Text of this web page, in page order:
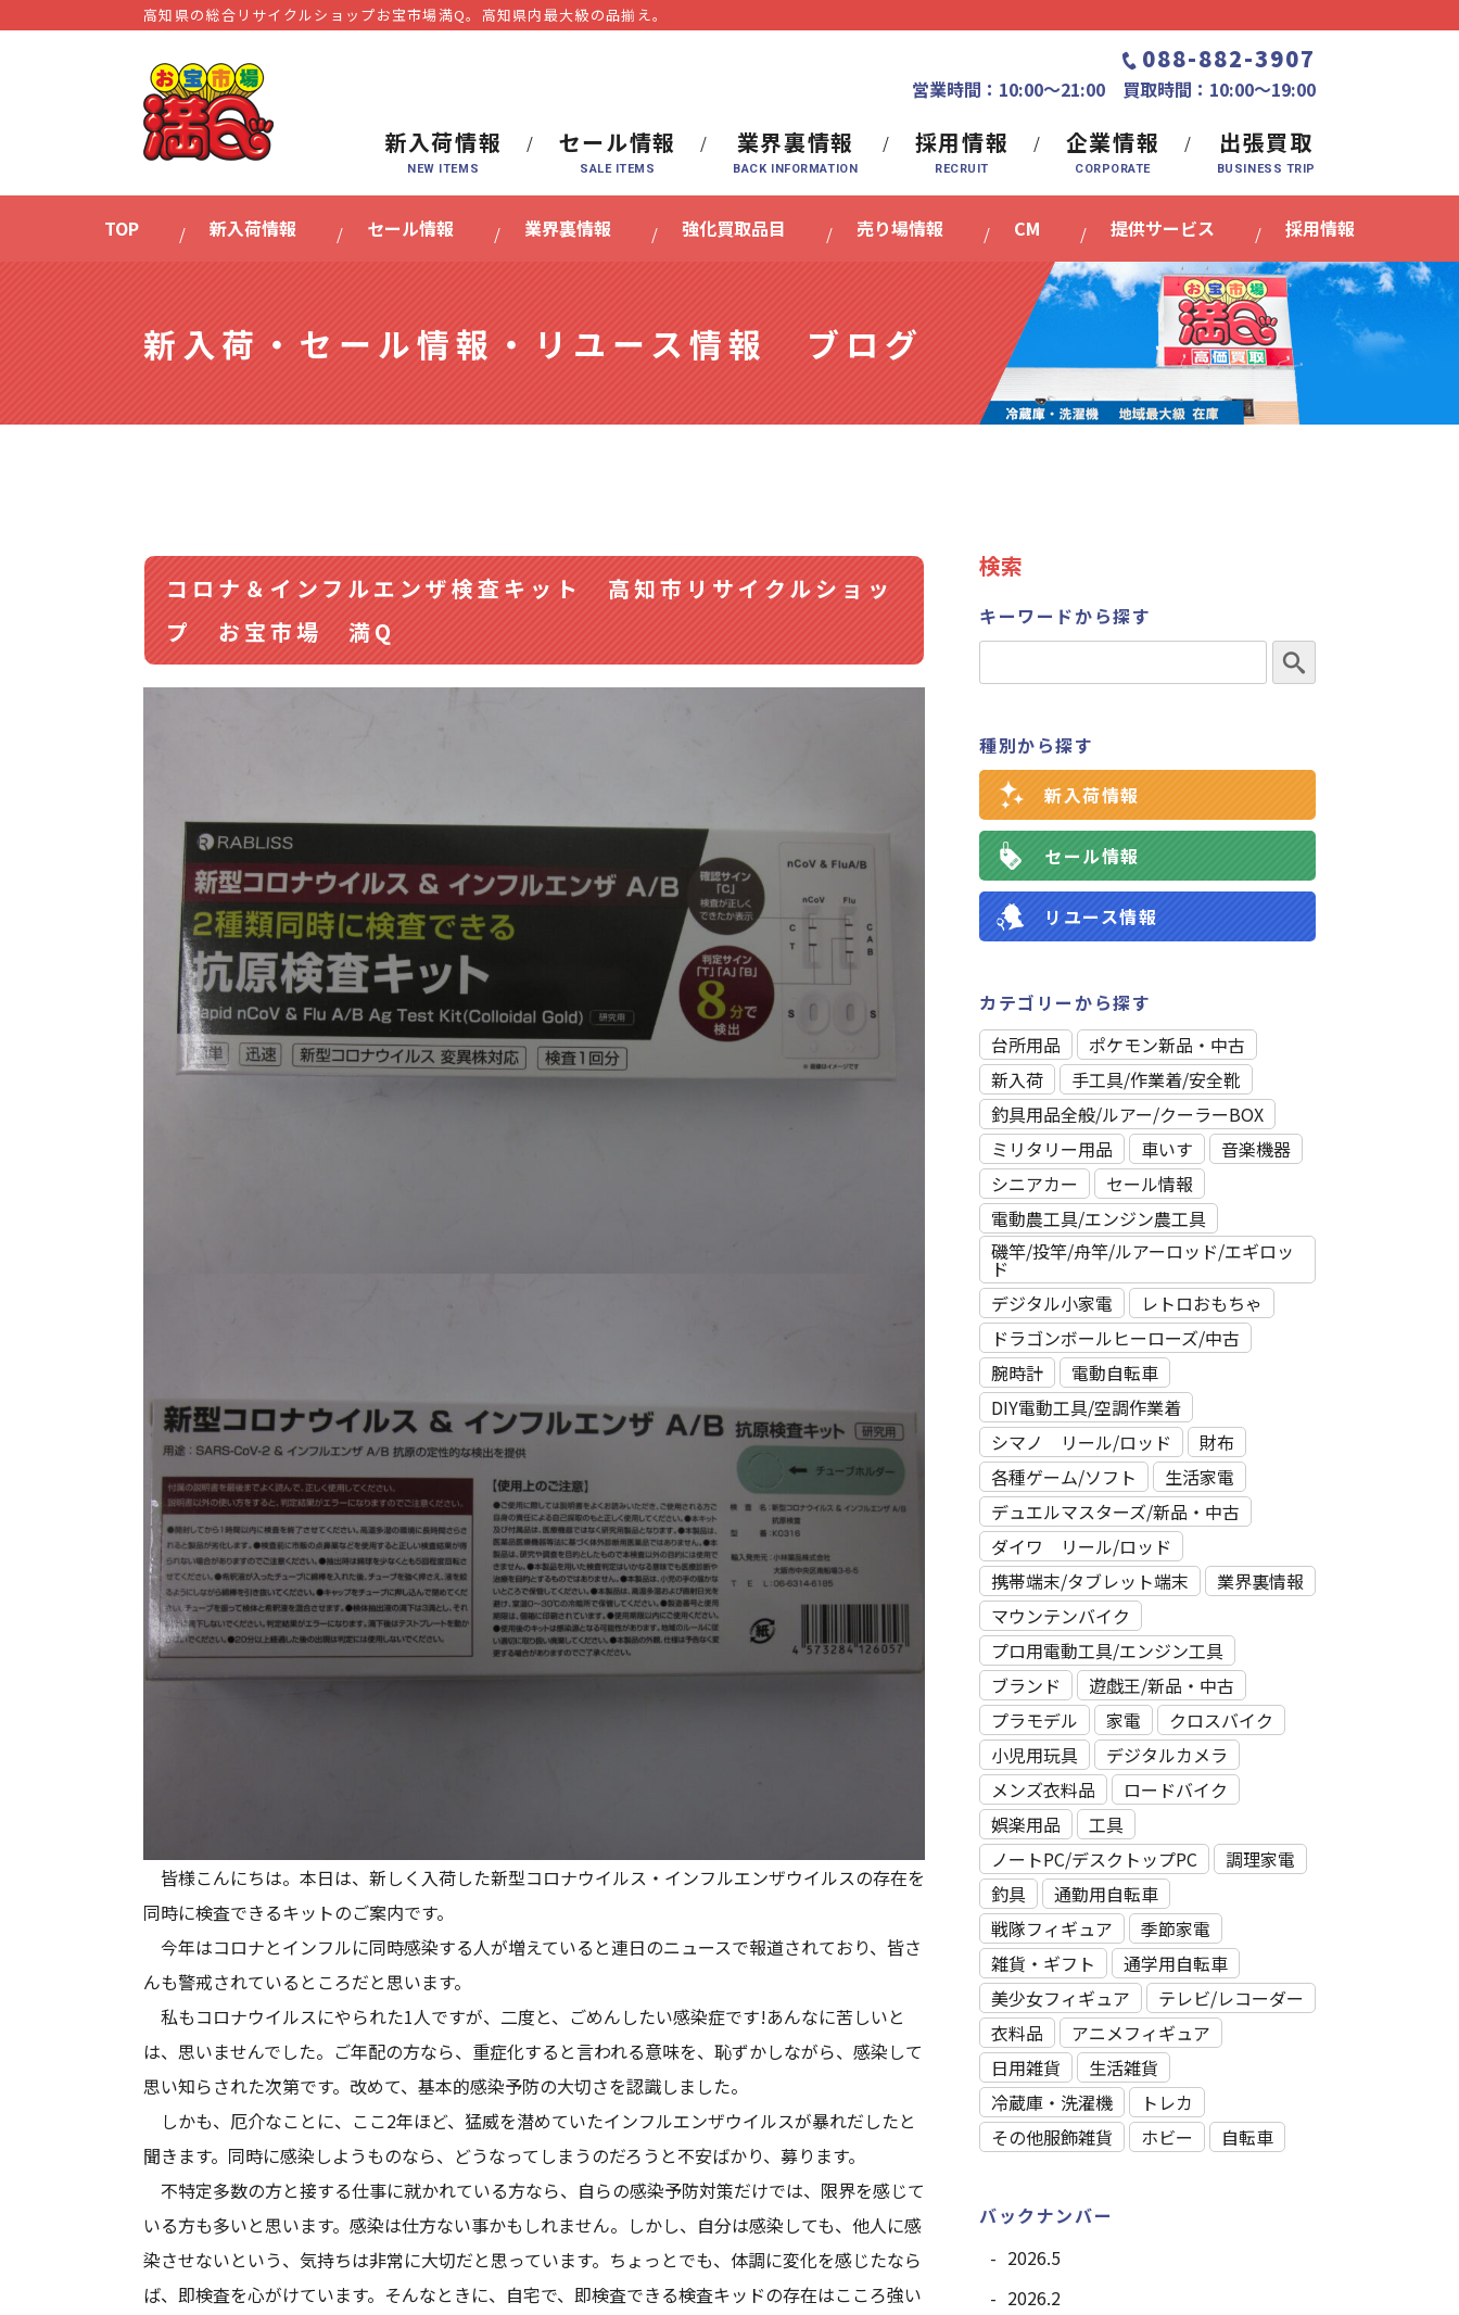
高知県の総合リサイクルショップお宝市場満Q。⾼知県内最⼤級の品揃え。
088-882-3907
営業時間：10:00〜21:00 買取時間：10:00～19:00
新入荷情報 セール情報 業界裏情報 採用情報 企業情報 出張買取
TOP 新入荷情報 セール情報 業界裏情報 強化買取品目 売り場情報 CM 提供サービス 採用情報
新入荷・セール情報・リユース情報 ブログ
コロナ＆インフルエンザ検査キット 高知市リサイクルショッ
プ お宝市場 満Q
皆様こんにちは。本日は、新しく入荷した新型コロナウイルス・インフルエンザウイルスの存在を
同時に検査できるキットのご案内です。
今年はコロナとインフルに同時感染する人が増えていると連日のニュースで報道されており、皆さ
んも警戒されているところだと思います。
私もコロナウイルスにやられた1人ですが、二度と、ごめんしたい感染症です!あんなに苦しいと
は、思いませんでした。ご年配の方なら、重症化すると言われる意味を、恥ずかしながら、感染して
思い知らされた次第です。改めて、基本的感染予防の大切さを認識しました。
しかも、厄介なことに、ここ2年ほど、猛威を潜めていたインフルエンザウイルスが暴れだしたと
聞きます。同時に感染しようものなら、どうなってしまうのだろうと不安ばかり、募ります。
不特定多数の方と接する仕事に就かれている方なら、自らの感染予防対策だけでは、限界を感じて
いる方も多いと思います。感染は仕方ない事かもしれません。しかし、自分は感染しても、他人に感
染させないという、気持ちは非常に大切だと思っています。ちょっとでも、体調に変化を感じたなら
ば、即検査を心がけています。そんなときに、自宅で、即検査できる検査キッドの存在はこころ強い
検索
キーワードから探す
種別から探す
新入荷情報
セール情報
リユース情報
カテゴリーから探す
台所用品
ポケモン新品・中古
新入荷
⼿⼯具/作業着/安全靴
釣具用品全般/ルアー/クーラーBOX
ミリタリー用品
車いす
音楽機器
シニアカー
セール情報
電動農工具/エンジン農工具
磯竿/投竿/舟竿/ルアーロッド/エギロッ
ド
デジタル小家電
レトロおもちゃ
ドラゴンボールヒーローズ/中古
腕時計
電動自転車
DIY電動工具/空調作業着
シマノ リール/ロッド
財布
各種ゲーム/ソフト
生活家電
デュエルマスターズ/新品・中古
ダイワ リール/ロッド
携帯端末/タブレット端末
業界裏情報
マウンテンバイク
プロ用電動⼯具/エンジン⼯具
ブランド
遊戯王/新品・中古
プラモデル
家電
クロスバイク
小児用玩具
デジタルカメラ
メンズ衣料品
ロードバイク
娯楽用品
工具
ノートPC/デスクトップPC
調理家電
釣具
通勤用自転車
戦隊フィギュア
季節家電
雑貨・ギフト
通学用自転車
美少女フィギュア
テレビ/レコーダー
衣料品
アニメフィギュア
日用雑貨
⽣活雑貨
冷蔵庫・洗濯機
トレカ
その他服飾雑貨
ホビー 自転車
バックナンバー
2026.5
2026.2